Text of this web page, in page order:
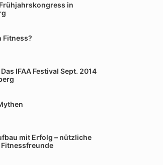
Frühjahrskongress in
Fitness?
IFAA Festival Sept. 2014
mit Erfolg – nützliche